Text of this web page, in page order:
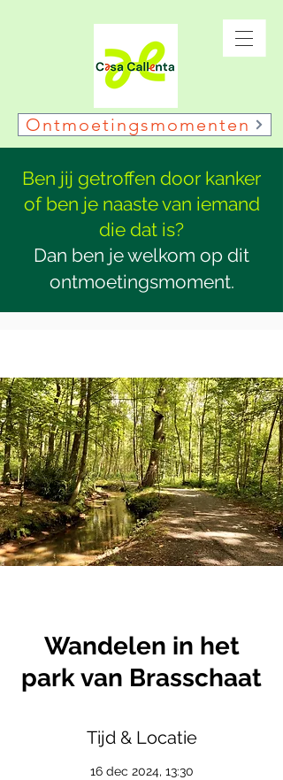
Ontmoetingsmomenten
Ben jij getroffen door kanker
of ben je naaste van iemand
die dat is?
Dan ben je welkom op dit
ontmoetingsmoment.
Wandelen in het
park van Brasschaat
Tijd & Locatie
16 dec 2024, 13:30